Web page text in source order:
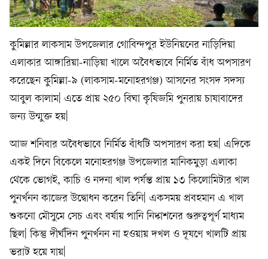
কুমিল্লার লাকসাম উপজেলার গোবিন্দপুর ইউনিয়নের নাড়িদিয়া
এলাকার আঙ্গারিয়া-নাড়িয়া খালে অবৈধভাবে নির্মিত বাঁধ অপসারণ
করেছেন কুমিল্লা-৯ (লাকসাম-মনোহরগঞ্জ) আসনের সংসদ সদস্য
আবুল কালাম| এতে প্রায় ২৫০ বিঘা কৃষিজমি পুনরায় চাষাবাদের
জন্য উন্মুক্ত হয়|
আজ শনিবার অবৈধভাবে নির্মিত বাঁধটি অপসারণ করা হয়| এদিকে
একই দিনে বিকেলে মনোহরগঞ্জ উপজেলার মানিকমুড়া এলাকা
থেকে ভোগই, কাচি ও নদনা খাল পর্যন্ত প্রায় ১৩ কিলোমিটার খাল
পুনর্খনন কাজের উদ্বোধন করেন তিনি| একসময় প্রবহমান এ খাল
শুকনো মৌসুমে সেচ এবং বর্ষায় পানি নিষ্কাশনের গুরুত্বপূর্ণ মাধ্যম
ছিল| কিন্তু দীর্ঘদিন পুনর্খনন না হওয়ায় দখল ও দূষণে খালটি প্রায়
ভরাট হয়ে যায়|